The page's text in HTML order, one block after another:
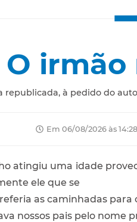
O irmão
republicada, à pedido do
Em 06/08/2026 às
atingiu uma idade
ele que se
as caminhadas para
nossos pais pelo nome